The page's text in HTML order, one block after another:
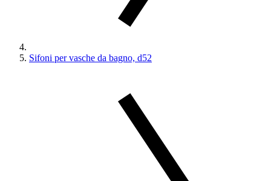
Sifoni per vasche da bagno, d52